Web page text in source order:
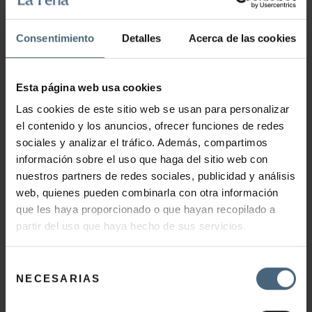
Consentimiento Detalles Acerca de las cookies
Esta página web usa cookies
Las cookies de este sitio web se usan para personalizar
el contenido y los anuncios, ofrecer funciones de redes
sociales y analizar el tráfico. Además, compartimos
información sobre el uso que haga del sitio web con
nuestros partners de redes sociales, publicidad y análisis
web, quienes pueden combinarla con otra información
que les haya proporcionado o que hayan recopilado a
partir del uso que haya hecho de sus servicios.
NECESARIAS
Experiencias Dúo: la
sesión de spa perfecta en
pareja
¿Un día de spa en pareja con vistas a la bahía de La